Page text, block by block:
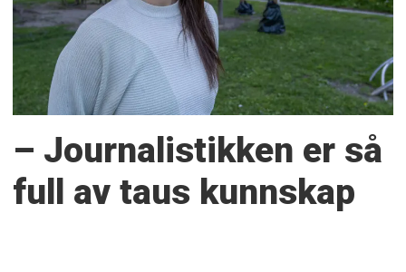
– Journalistikken er så
full av taus kunnskap